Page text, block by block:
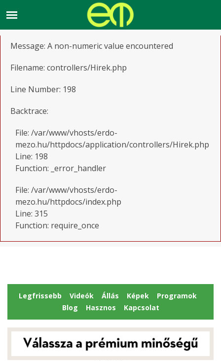
A PHP Error was encountered
Message: A non-numeric value encountered
Filename: controllers/Hirek.php
Line Number: 198
Backtrace:
File: /var/www/vhosts/erdo-
mezo.hu/httpdocs/application/controllers/Hirek.php
Line: 198
Function: _error_handler
File: /var/www/vhosts/erdo-
mezo.hu/httpdocs/index.php
Line: 315
Function: require_once
Legfrissebb Videók Állás Képek
Programok
Blog
Hasznos Kapcsolat